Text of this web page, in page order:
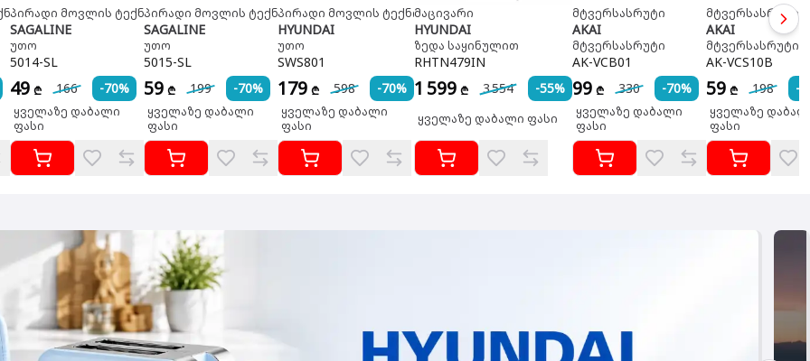
პირადი მოვლის ტექნიკა
SAGALINE
უთო
5014-SL
49 ₾ 166 -70%
ყველაზე დაბალი
ფასი
პირადი მოვლის ტექნიკა
SAGALINE
უთო
5015-SL
59 ₾ 199 -70%
ყველაზე დაბალი
ფასი
პირადი მოვლის ტექნიკა
HYUNDAI
უთო
SWS801
179 ₾ 598 -70%
ყველაზე დაბალი
ფასი
მაცივარი
HYUNDAI
ზედა საყინულით
RHTN479IN
1 599 ₾ 3 554 -55%
ყველაზე დაბალი ფასი
მტვერსასრუტი
AKAI
მტვერსასრუტი
AK-VCB01
99 ₾ 330 -70%
ყველაზე დაბალი
ფასი
მტვერსასრუტი
AKAI
მტვერსასრუტი
AK-VCS10B
59 ₾ 198 -
ყველაზე
ფასი
Go
Go